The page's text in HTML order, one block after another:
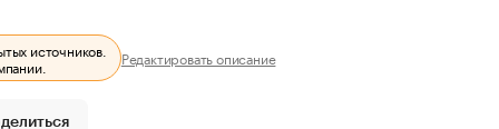
источников.
Редактировать описание